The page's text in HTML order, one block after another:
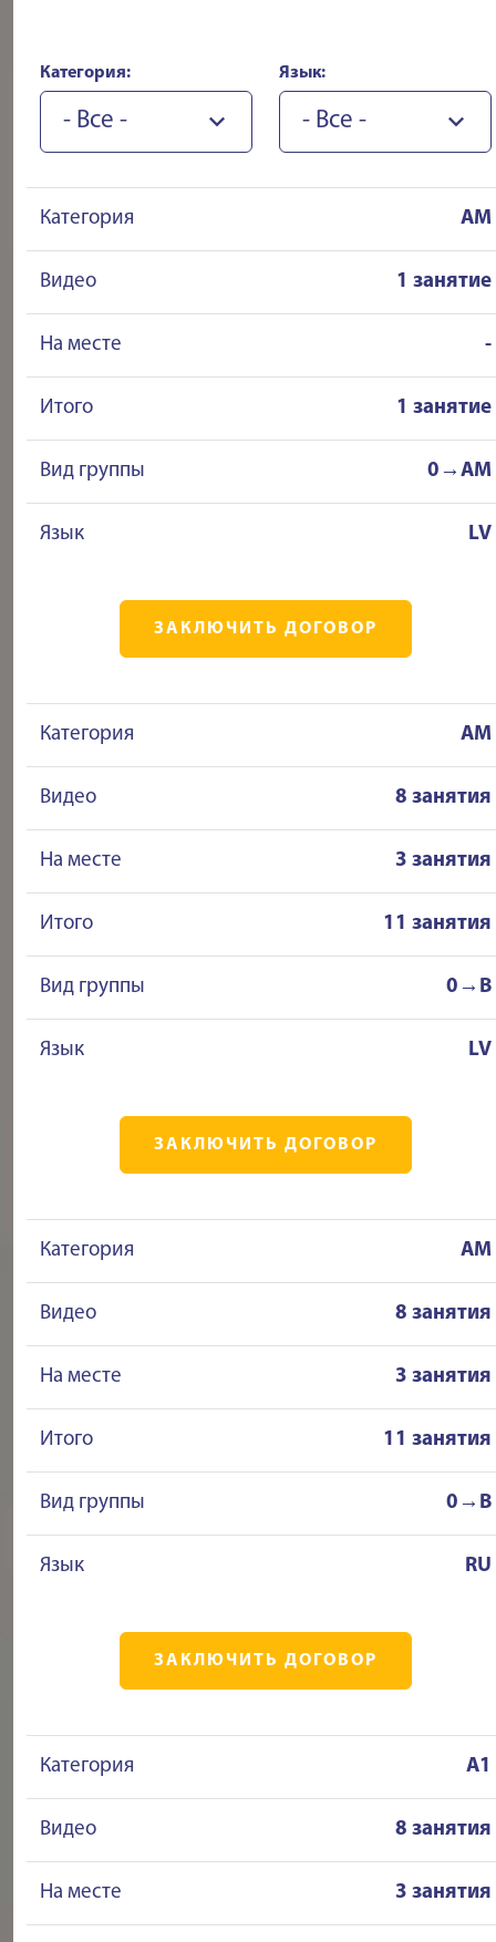
Категория:
- Все -
Язык:
- Все -
Категория AM
Видео 1 занятие
На месте -
Итого 1 занятие
Вид группы 0→AM
Язык LV
ЗАКЛЮЧИТЬ ДОГОВОР
Категория AM
Видео 8 занятия
На месте 3 занятия
Итого 11 занятия
Вид группы 0→B
Язык LV
ЗАКЛЮЧИТЬ ДОГОВОР
Категория AM
Видео 8 занятия
На месте 3 занятия
Итого 11 занятия
Вид группы 0→B
Язык RU
ЗАКЛЮЧИТЬ ДОГОВОР
Категория A1
Видео 8 занятия
На месте 3 занятия